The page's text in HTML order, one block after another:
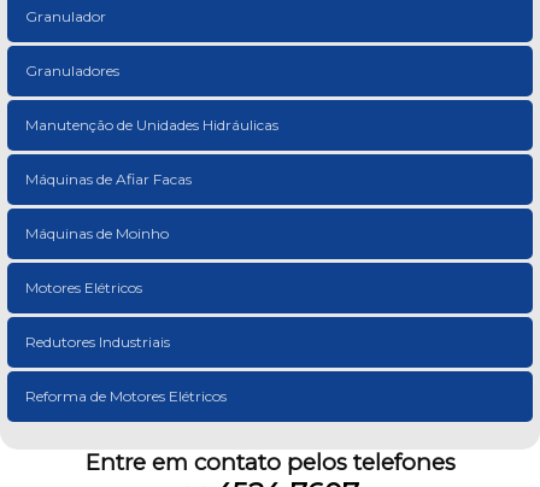
Granulador
Granuladores
Manutenção de Unidades Hidráulicas
Máquinas de Afiar Facas
Máquinas de Moinho
Motores Elétricos
Redutores Industriais
Reforma de Motores Elétricos
Entre em contato pelos telefones